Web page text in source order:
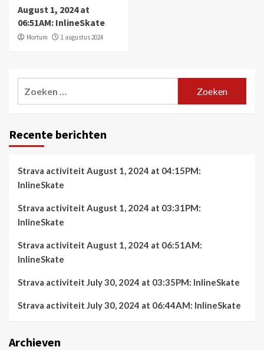
August 1, 2024 at
06:51AM: InlineSkate
Mortum 1 augustus 2024
Recente berichten
Strava activiteit August 1, 2024 at 04:15PM:
InlineSkate
Strava activiteit August 1, 2024 at 03:31PM:
InlineSkate
Strava activiteit August 1, 2024 at 06:51AM:
InlineSkate
Strava activiteit July 30, 2024 at 03:35PM: InlineSkate
Strava activiteit July 30, 2024 at 06:44AM: InlineSkate
Archieven